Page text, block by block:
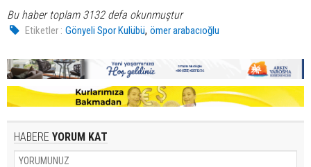
Bu haber toplam 3132 defa okunmuştur
Etiketler : Gönyeli Spor Kulübü,ömer arabacıoğlu
HABERE YORUM KAT